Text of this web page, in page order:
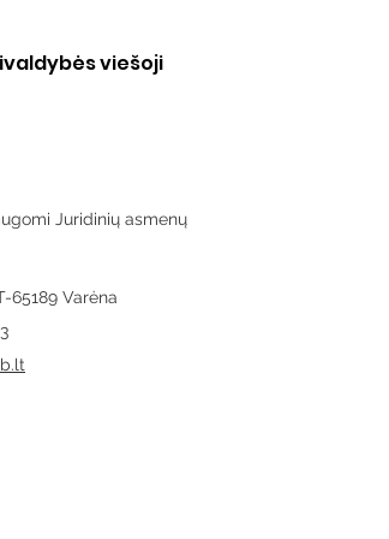
viešoji
Juridinių asmenų
65189 Varėna